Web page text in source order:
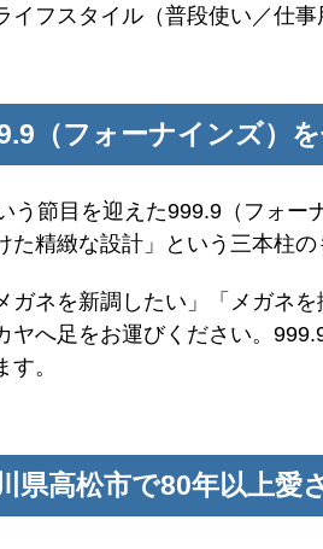
イフスタイル（普段使い／仕
（フォーナインズ）
う節目を迎えた999.9（フォー
た精緻な設計」という三本柱
ガネを新調したい」「メガネ
ヤへ足をお運びください。
す。
県高松市で80年以上愛